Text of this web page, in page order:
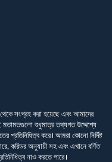
সংগ্রহ করা হয়েছে এবং আমাদের
মতামতগুলো শুধুমাত্র তথ্যগত উদ্দেশ্যে
প্রতিনিধিত্ব করে। আমরা কোনো নির্দিষ্ট
করিডর অনুযায়ী সহ এবং এখানে বর্ণিত
নাও করতে পারে।